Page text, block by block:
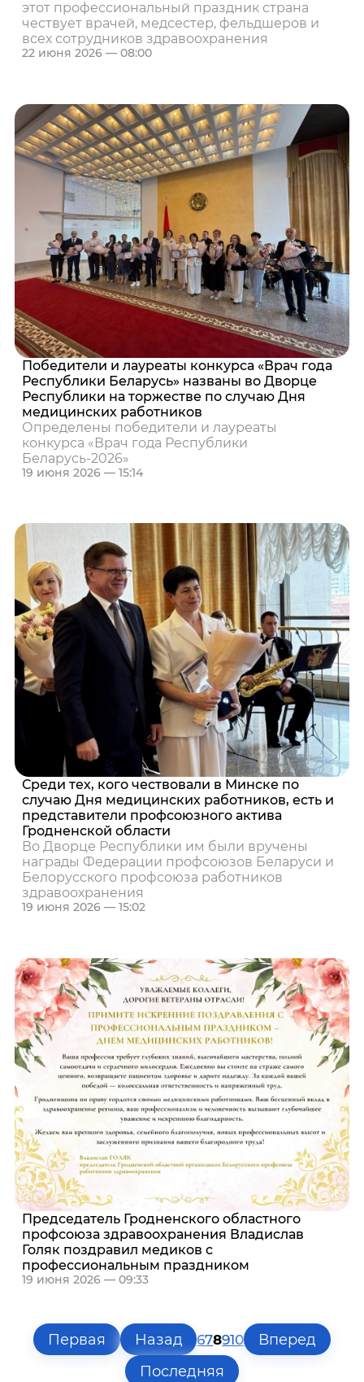
этот профессиональный праздник страна
чествует врачей, медсестер, фельдшеров и
всех сотрудников здравоохранения
22 июня 2026 — 08:00
Победители и лауреаты конкурса «Врач года
Республики Беларусь» названы во Дворце
Республики на торжестве по случаю Дня
медицинских работников
Определены победители и лауреаты
конкурса «Врач года Республики
Беларусь-2026»
19 июня 2026 — 15:14
Среди тех, кого чествовали в Минске по
случаю Дня медицинских работников, есть и
представители профсоюзного актива
Гродненской области
Во Дворце Республики им были вручены
награды Федерации профсоюзов Беларуси и
Белорусского профсоюза работников
здравоохранения
19 июня 2026 — 15:02
Председатель Гродненского областного
профсоюза здравоохранения Владислав
Голяк поздравил медиков с
профессиональным праздником
19 июня 2026 — 09:33
Первая Назад 678910
Вперед
Последняя